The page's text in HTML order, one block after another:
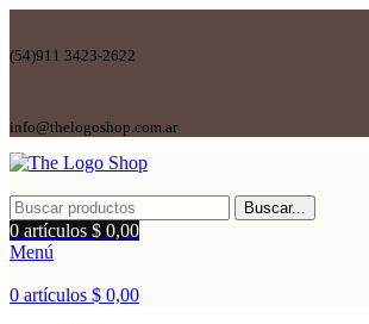
(54)911 3423-2622
info@thelogoshop.com.ar
Buscar...
0 artículos $ 0,00
Menú
0 artículos $ 0,00